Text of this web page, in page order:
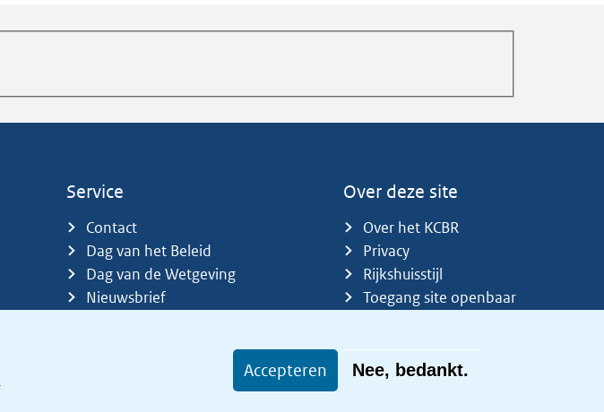
Accepteren Nee, bedankt.
Service
Contact
Dag van het Beleid
Dag van de Wetgeving
Nieuwsbrief
Over deze site
Over het KCBR
Privacy
Rijkshuisstijl
Toegang site openbaar